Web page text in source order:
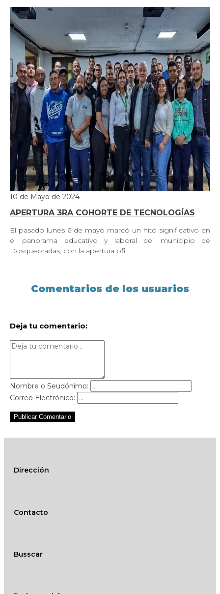
10 de Mayo de 2024
APERTURA 3RA COHORTE DE TECNOLOGÍAS
El pasado lunes 6 de mayo marcó un hito significativo en
el panorama educativo y laboral del municipio de
Dosquebradas, con la apertura ofi…
Comentarios de los usuarios
Deja tu comentario:
Nombre o Seudónimo:
Correo Electrónico:
Publicar Comentario
Dirección
Contacto
Busscar